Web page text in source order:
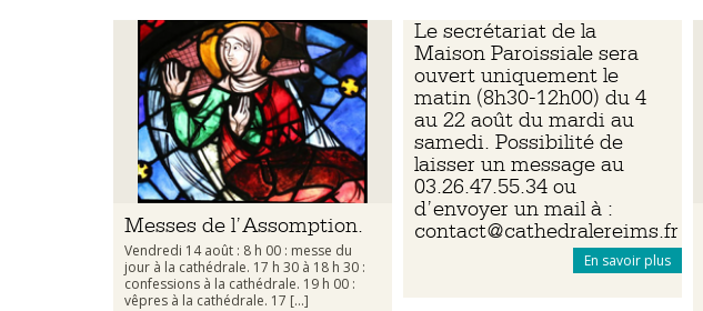
Messes de l’Assomption.
Vendredi 14 août : 8 h 00 : messe du
jour à la cathédrale. 17 h 30 à 18 h 30 :
confessions à la cathédrale. 19 h 00 :
vêpres à la cathédrale. 17 [...]
Le secrétariat de la
Maison Paroissiale sera
ouvert uniquement le
matin (8h30-12h00) du 4
au 22 août du mardi au
samedi. Possibilité de
laisser un message au
03.26.47.55.34 ou
d’envoyer un mail à :
contact@cathedralereims.fr
En savoir plus